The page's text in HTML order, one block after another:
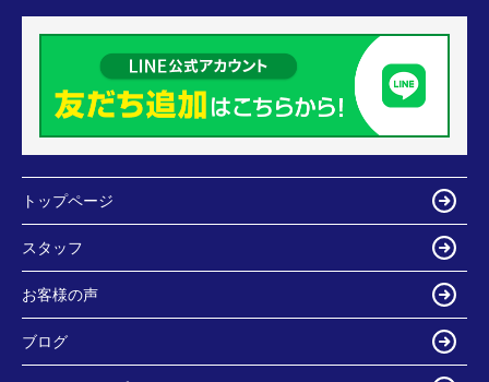
トップページ
スタッフ
お客様の声
ブログ